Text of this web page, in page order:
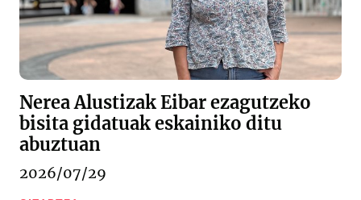
Nerea Alustizak Eibar ezagutzeko
bisita gidatuak eskainiko ditu
abuztuan
2026/07/29